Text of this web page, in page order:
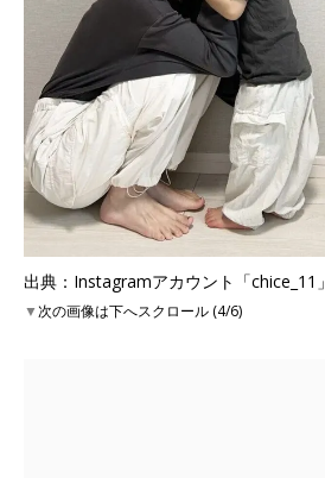
出典：Instagramアカウント「chice_11」
▼次の画像は下へスクロール (4/6)